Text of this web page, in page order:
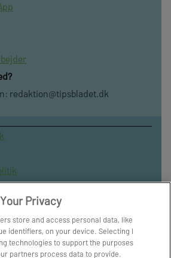
redaktion@tipsbladet.dk
Privacy
store and access personal data, like
identifiers, on your device. Selecting I
technologies to support the purposes
partners process data to provide.